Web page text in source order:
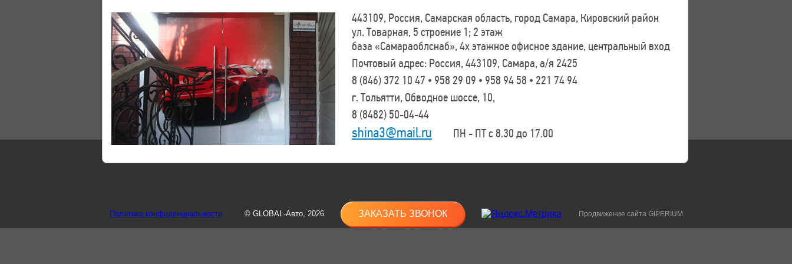
443109, Россия, Самарская область, город Самара, Кировский район
ул. Товарная, 5 строение 1; 2 этаж
база «Самараоблснаб», 4х этажное офисное здание, центральный вход
Почтовый адрес: Россия, 443109, Самара, а/я 2425
8 (846) 372 10 47 • 958 29 09 • 958 94 58 • 221 74 94
г. Тольятти, Обводное шоссе, 10,
8 (8482) 50-04-44
shina3@mail.ru ПН - ПТ с 8.30 до 17.00
Политика конфиденциальности © GLOBAL-Авто, 2026 ЗАКАЗАТЬ ЗВОНОК Продвижение сайта GIPERIUM